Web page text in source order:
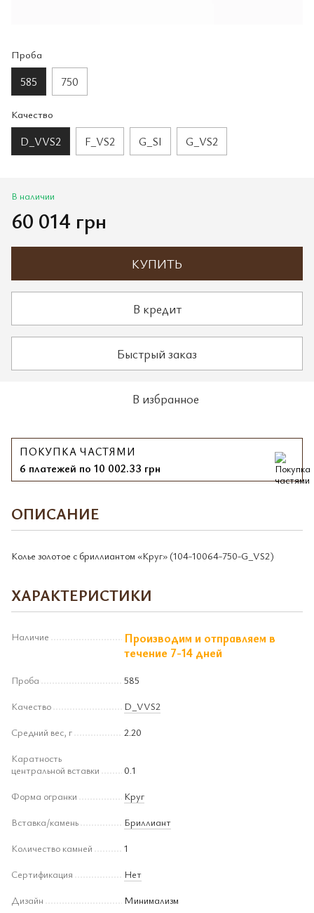
Проба
585 750
Качество
D_VVS2 F_VS2 G_SI G_VS2
В наличии
60 014 грн
КУПИТЬ
В кредит
Быстрый заказ
В избранное
ПОКУПКА ЧАСТЯМИ
6 платежей по 10 002.33 грн
ОПИСАНИЕ
Колье золотое с бриллиантом «Круг» (104-10064-750-G_VS2)
ХАРАКТЕРИСТИКИ
Наличие
Производим и отправляем в
течение 7-14 дней
Проба
585
Качество
D_VVS2
Средний вес, г
2.20
Каратность
центральной вставки
0.1
Форма огранки
Круг
Вставка/камень
Бриллиант
Количество камней
1
Сертификация
Нет
Дизайн
Минимализм